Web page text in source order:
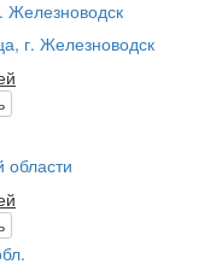
г. Железноводск
области